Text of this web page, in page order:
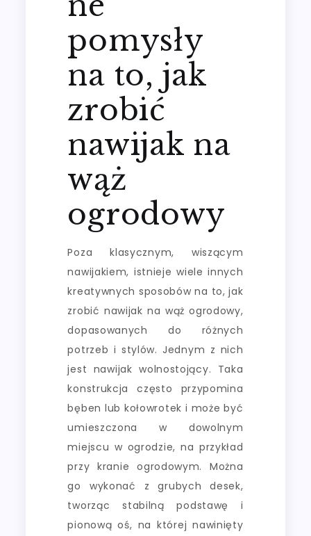
pomysły
na to, jak
zrobić
nawijak na
wąż
ogrodowy
Poza klasycznym, wiszącym
nawijakiem, istnieje wiele innych
kreatywnych sposobów na to, jak
zrobić nawijak na wąż ogrodowy,
dopasowanych do różnych
potrzeb i stylów. Jednym z nich
jest nawijak wolnostojący. Taka
konstrukcja często przypomina
bęben lub kołowrotek i może być
umieszczona w dowolnym
miejscu w ogrodzie, na przykład
przy kranie ogrodowym. Można
go wykonać z grubych desek,
tworząc stabilną podstawę i
pionową oś, na której nawinięty